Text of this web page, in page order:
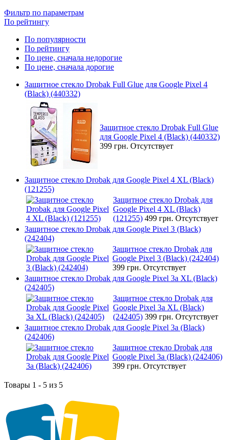
Фильтр по параметрам
По рейтингу
По популярности
По рейтингу
По цене, сначала недорогие
По цене, сначала дорогие
Защитное стекло Drobak Full Glue для Google Pixel 4
(Black) (440332)
Защитное стекло Drobak Full Glue
для Google Pixel 4 (Black) (440332)
399 грн. Отсутствует
Защитное стекло Drobak для Google Pixel 4 XL (Black)
(121255)
Защитное стекло Drobak для
Google Pixel 4 XL (Black)
(121255) 499 грн. Отсутствует
Защитное стекло Drobak для Google Pixel 3 (Black)
(242404)
Защитное стекло Drobak для
Google Pixel 3 (Black) (242404)
399 грн. Отсутствует
Защитное стекло Drobak для Google Pixel 3a XL (Black)
(242405)
Защитное стекло Drobak для
Google Pixel 3a XL (Black)
(242405) 399 грн. Отсутствует
Защитное стекло Drobak для Google Pixel 3a (Black)
(242406)
Защитное стекло Drobak для
Google Pixel 3a (Black) (242406)
399 грн. Отсутствует
Товары 1 - 5 из 5